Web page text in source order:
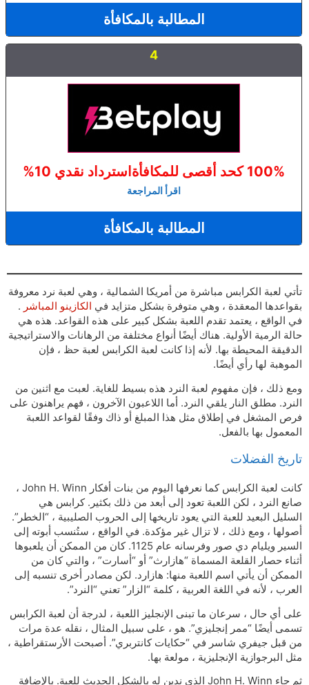
المطالبة بالمكافأة
4
100% كحد أقصى للمكافأة استرداد نقدي 10%
اقرأ المراجعة
المطالبة بالمكافأة
تأتي لعبة الكرابس مباشرة من أمريكا الشمالية ، وهي لعبة نرد معروفة
بقواعدها المعقدة ، وهي متوفرة بشكل متزايد في الكازينو المباشر .
في الواقع ، يعتمد تقدم اللعبة بشكل كبير على هذه القواعد. هذه هي
حالة الرمية الأولية. هناك أيضًا أنواع مختلفة من الرهانات والاستراتيجية
الدقيقة المحيطة بها. لأنه إذا كانت لعبة الكرابس لعبة حظ ، فإن
الموهبة لها رأي أيضًا.
ومع ذلك ، فإن مفهوم لعبة النرد هذه بسيط للغاية. لعبت مع اثنين من
النرد. مطلق النار يلقي النرد. أما اللاعبون الآخرون ، فهم يراهنون على
فرص المشغل في إطلاق مثل هذا المبلغ أو ذاك وفقًا لقواعد اللعبة
المعمول بها بالفعل.
تاريخ الفضلات
كانت لعبة الكرابس كما نعرفها اليوم من بنات أفكار John H. Winn ،
صانع النرد ، لكن اللعبة تعود إلى أبعد من ذلك بكثير. كرابس هي
السليل البعيد للعبة التي يعود تاريخها إلى الحروب الصليبية ، “الخطر”.
أصولها ، ومع ذلك ، لا تزال غير مؤكدة. في الواقع ، ستُنسب أبوته إلى
السير ويليام دي صور وفرسانه عام 1125. كان من الممكن أن يلعبوها
أثناء حصار القلعة المسماة “هازارث” أو “أسارت” ، والتي كان من
الممكن أن يأتي اسم اللعبة منها: هازارد. لكن مصادر أخرى تنسبه إلى
العرب ، لأنه في اللغة العربية ، كلمة “الزار” تعني “النرد”.
على أي حال ، سرعان ما تبنى الإنجليز اللعبة ، لدرجة أن لعبة الكرابس
تسمى أيضًا “ممر إنجليزي”. هو ، على سبيل المثال ، نقله عدة مرات
من قبل جيفري شاسر في “حكايات كانتربري”. أصبحت الأرستقراطية ،
مثل البرجوازية الإنجليزية ، مولعة بها.
ثم جاء John H. Winn الذي ندين له بالشكل الحديث للعبة. بالإضافة